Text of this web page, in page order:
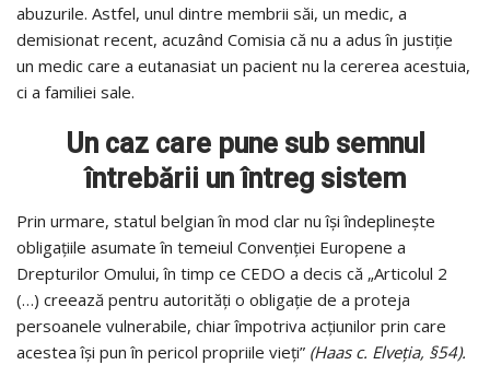
abuzurile. Astfel, unul dintre membrii săi, un medic, a
demisionat recent, acuzând Comisia că nu a adus în justiție
un medic care a eutanasiat un pacient nu la cererea acestuia,
ci a familiei sale.
Un caz care pune sub semnul
întrebării un întreg sistem
Prin urmare, statul belgian în mod clar nu își îndeplinește
obligațiile asumate în temeiul Convenției Europene a
Drepturilor Omului, în timp ce CEDO a decis că „Articolul 2
(…) creează pentru autorități o obligație de a proteja
persoanele vulnerabile, chiar împotriva acțiunilor prin care
acestea își pun în pericol propriile vieți” (Haas c. Elveția, §54).